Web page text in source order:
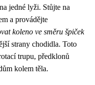
jedné lyži. Stůjte na
a provádějte
koleno ve směru špiček
strany chodidla. Toto
trupu, předklonů
kolem těla.